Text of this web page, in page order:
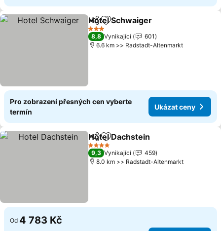
SdíletPřidat na seznam oblíbených
Hotel Schwaiger
3 Počet hvězdiček
8,8 Vynikající
601
6.6 km >> Radstadt-Altenmarkt
Pro zobrazení přesných cen vyberte
termín
Ukázat ceny
SdíletPřidat na seznam oblíbených
Hotel Dachstein
4 Počet hvězdiček
9,3 Vynikající
459
8.0 km >> Radstadt-Altenmarkt
Od 4 783 Kč